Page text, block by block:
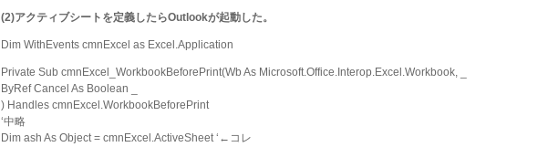
(2)アクティブシートを定義したらOutlookが起動した。
Dim WithEvents cmnExcel as Excel.Application
Private Sub cmnExcel_WorkbookBeforePrint(Wb As Microsoft.Office.Interop.Excel.Workbook, _
ByRef Cancel As Boolean _
) Handles cmnExcel.WorkbookBeforePrint
‘中略
Dim ash As Object = cmnExcel.ActiveSheet ‘←コレ